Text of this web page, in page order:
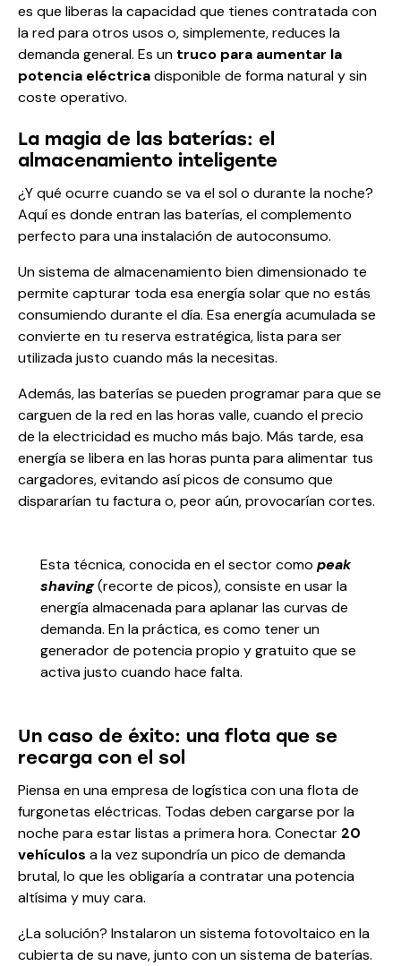
es que liberas la capacidad que tienes contratada con
la red para otros usos o, simplemente, reduces la
demanda general. Es un truco para aumentar la
potencia eléctricadisponible de forma natural y sin
coste operativo.
La magia de las baterías: el
almacenamiento inteligente
¿Y qué ocurre cuando se va el sol o durante la noche?
Aquí es donde entran las baterías, el complemento
perfecto para una instalación de autoconsumo.
Un sistema de almacenamiento bien dimensionado te
permite capturar toda esa energía solar que no estás
consumiendo durante el día. Esa energía acumulada se
convierte en tu reserva estratégica, lista para ser
utilizada justo cuando más la necesitas.
Además, las baterías se pueden programar para que se
carguen de la red en las horas valle, cuando el precio
de la electricidad es mucho más bajo. Más tarde, esa
energía se libera en las horas punta para alimentar tus
cargadores, evitando así picos de consumo que
dispararían tu factura o, peor aún, provocarían cortes.
Esta técnica, conocida en el sector como peak
shaving(recorte de picos), consiste en usar la
energía almacenada para aplanar las curvas de
demanda. En la práctica, es como tener un
generador de potencia propio y gratuito que se
activa justo cuando hace falta.
Un caso de éxito: una flota que se
recarga con el sol
Piensa en una empresa de logística con una flota de
furgonetas eléctricas. Todas deben cargarse por la
noche para estar listas a primera hora. Conectar 20
vehículos a la vez supondría un pico de demanda
brutal, lo que les obligaría a contratar una potencia
altísima y muy cara.
¿La solución? Instalaron un sistema fotovoltaico en la
cubierta de su nave, junto con un sistema de baterías.